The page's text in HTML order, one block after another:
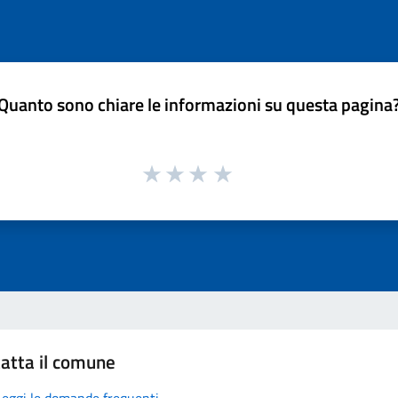
sono chiare le informazioni su questa
il comune